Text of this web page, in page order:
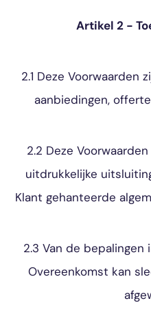
Artikel 2 -
2.1 Deze Voorwaarden
aanbiedingen,
2.2 Deze
uitdrukkelijke
Klant gehanteerde
2.3 Van de bepalingen
Overeenkomst kan